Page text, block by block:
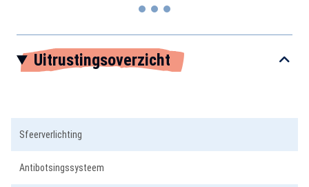
Uitrustingsoverzicht
Sfeerverlichting
Antibotsingssysteem